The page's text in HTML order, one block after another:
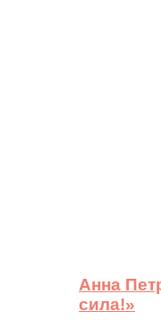
Анна
сила!»